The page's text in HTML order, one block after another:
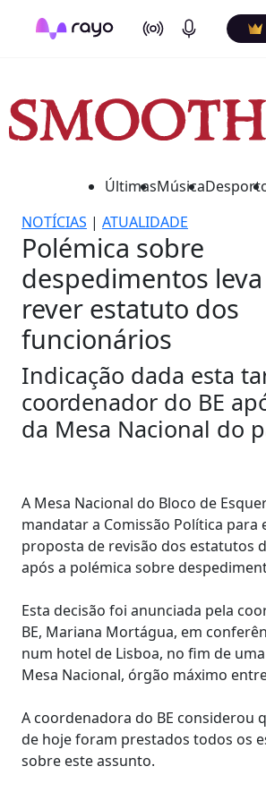
On Air Podcasts
ÚltimasMúsica
NOTÍCIAS | ATUALIDADE
Polémica sobre
despedimentos leva
rever estatuto dos
funcionários
Indicação dada esta
coordenador do BE
da Mesa Nacional do
A Mesa Nacional do Bloco de
mandatar a Comissão Política para
proposta de revisão dos estatutos
após a polémica sobre
Esta decisão foi anunciada pela
BE, Mariana Mortágua, em
num hotel de Lisboa, no fim de
Mesa Nacional, órgão máximo
A coordenadora do BE considerou
de hoje foram prestados todos os
sobre este assunto.